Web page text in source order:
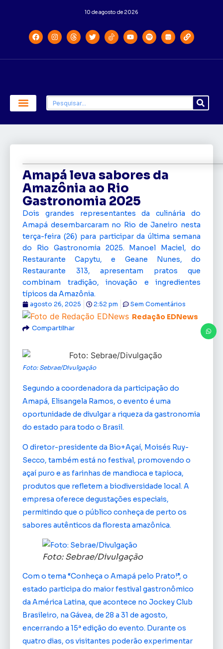
10 de agosto de 2026
Amapá leva sabores da
Amazônia ao Rio
Gastronomia 2025
Dois grandes representantes da culinária do
Amapá desembarcaram no Rio de Janeiro nesta
terça-feira (26) para participar da última semana
do Rio Gastronomia 2025. Manoel Maciel, do
Restaurante Capytu, e Geane Nunes, do
Restaurante 313, apresentam pratos que
combinam tradição, inovação e ingredientes
típicos da Amazônia.
Redação EDNews
agosto 26, 2025 2:52 pm Sem Comentários
Compartilhar
Foto: Sebrae/Divulgação
Segundo a coordenadora da participação do
Amapá, Elisangela Ramos, o evento é uma
oportunidade de divulgar a riqueza da gastronomia
do estado para todo o Brasil.
O diretor-presidente da Bio+Açaí, Moisés Ruy-
Secco, também está no festival, promovendo o
açaí puro e as farinhas de mandioca e tapioca,
produtos que refletem a biodiversidade local. A
empresa oferece degustações especiais,
permitindo que o público conheça de perto os
sabores autênticos da floresta amazônica.
Foto: Sebrae/Divulgação
Com o tema “Conheça o Amapá pelo Prato!”, o
estado participa do maior festival gastronômico
da América Latina, que acontece no Jockey Club
Brasileiro, na Gávea, de 28 a 31 de agosto,
encerrando a 15ª edição do evento. Durante os
quatro dias, os visitantes poderão experimentar